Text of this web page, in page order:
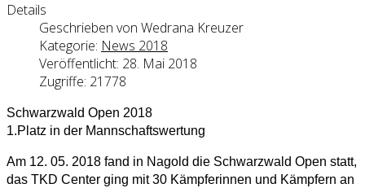
Details
Geschrieben von Wedrana Kreuzer
Kategorie: News 2018
Veröffentlicht: 28. Mai 2018
Zugriffe: 21778
Schwarzwald Open 2018
1.Platz in der Mannschaftswertung
Am 12. 05. 2018 fand in Nagold die Schwarzwald Open statt,
das TKD Center ging mit 30 Kämpferinnen und Kämpfern an